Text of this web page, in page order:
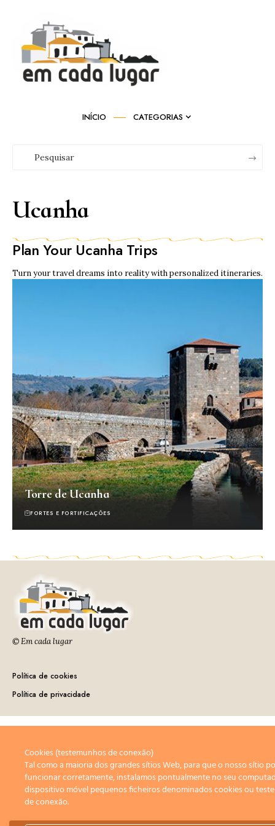
INÍCIO CATEGORIAS
Ucanha
Plan Your Ucanha Trips
Turn your travel dreams into reality with personalized itineraries.
Torre de Ucanha
FORTES E FORTIFICAÇÕES
© Em cada lugar
Política de cookies
Política de privacidade
Cookies (testemunhos de conexão)
Tal como a maioria dos grandes sítios Web, para que o nosso sítio
funcionar corretamente, instalamos pontualmente no seu
dispositivo móvel pequenos ficheiros denominados cookies ou
de conexão.